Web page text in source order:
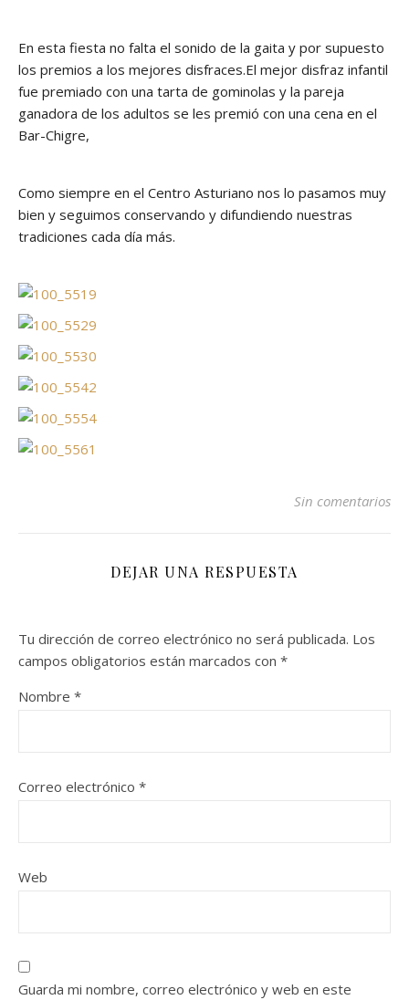
En esta fiesta no falta el sonido de la gaita y por supuesto
los premios a los mejores disfraces.El mejor disfraz infantil
fue premiado con una tarta de gominolas y la pareja
ganadora de los adultos se les premió con una cena en el
Bar-Chigre,
Como siempre en el Centro Asturiano nos lo pasamos muy
bien y seguimos conservando y difundiendo nuestras
tradiciones cada día más.
Sin comentarios
DEJAR UNA RESPUESTA
Tu dirección de correo electrónico no será publicada. Los
campos obligatorios están marcados con *
Nombre *
Correo electrónico *
Web
Guarda mi nombre, correo electrónico y web en este